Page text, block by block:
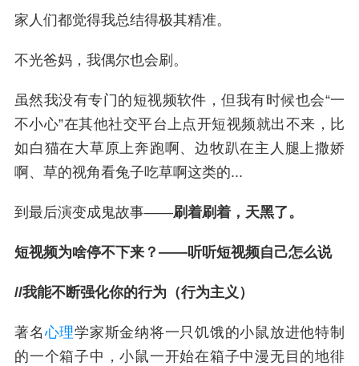
家人们都觉得我总结得极其精准。
不光爸妈，我偶尔也会刷。
虽然我没有专门的短视频软件，但我有时候也会“一
不小心”在其他社交平台上点开短视频就出不来，比
如白猫在大草原上奔跑啊、边牧趴在主人腿上撒娇
啊、草的视角看兔子吃草啊这类的...
到最后演变成鬼故事——刷着刷着，天黑了。
短视频为啥停不下来？——听听短视频自己怎么说
//我能不断强化你的行为（行为主义）
著名心理学家斯金纳将一只饥饿的小鼠放进他特制
的一个箱子中，小鼠一开始在箱子中漫无目的地徘